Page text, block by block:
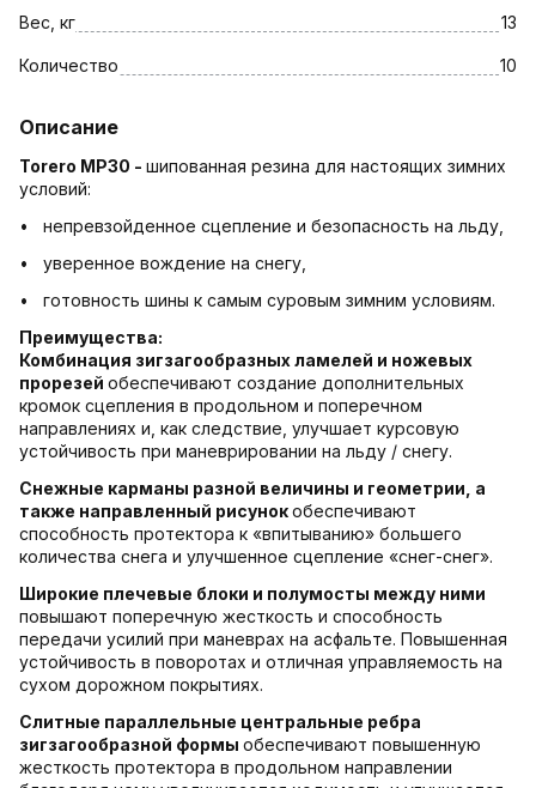
Вес, кг 13
Количество 10
Описание
Torero MP30 - шипованная резина для настоящих зимних
условий:
• непревзойденное сцепление и безопасность на льду,
• уверенное вождение на снегу,
• готовность шины к самым суровым зимним условиям.
Преимущества:
Комбинация зигзагообразных ламелей и ножевых
прорезей обеспечивают создание дополнительных
кромок сцепления в продольном и поперечном
направлениях и, как следствие, улучшает курсовую
устойчивость при маневрировании на льду / снегу.
Снежные карманы разной величины и геометрии, а
также направленный рисунокобеспечивают
способность протектора к «впитыванию» большего
количества снега и улучшенное сцепление «снег-снег».
Широкие плечевые блоки и полумосты между ними
повышают поперечную жесткость и способность
передачи усилий при маневрах на асфальте. Повышенная
устойчивость в поворотах и отличная управляемость на
сухом дорожном покрытиях.
Слитные параллельные центральные ребра
зигзагообразной формы обеспечивают повышенную
жесткость протектора в продольном направлении